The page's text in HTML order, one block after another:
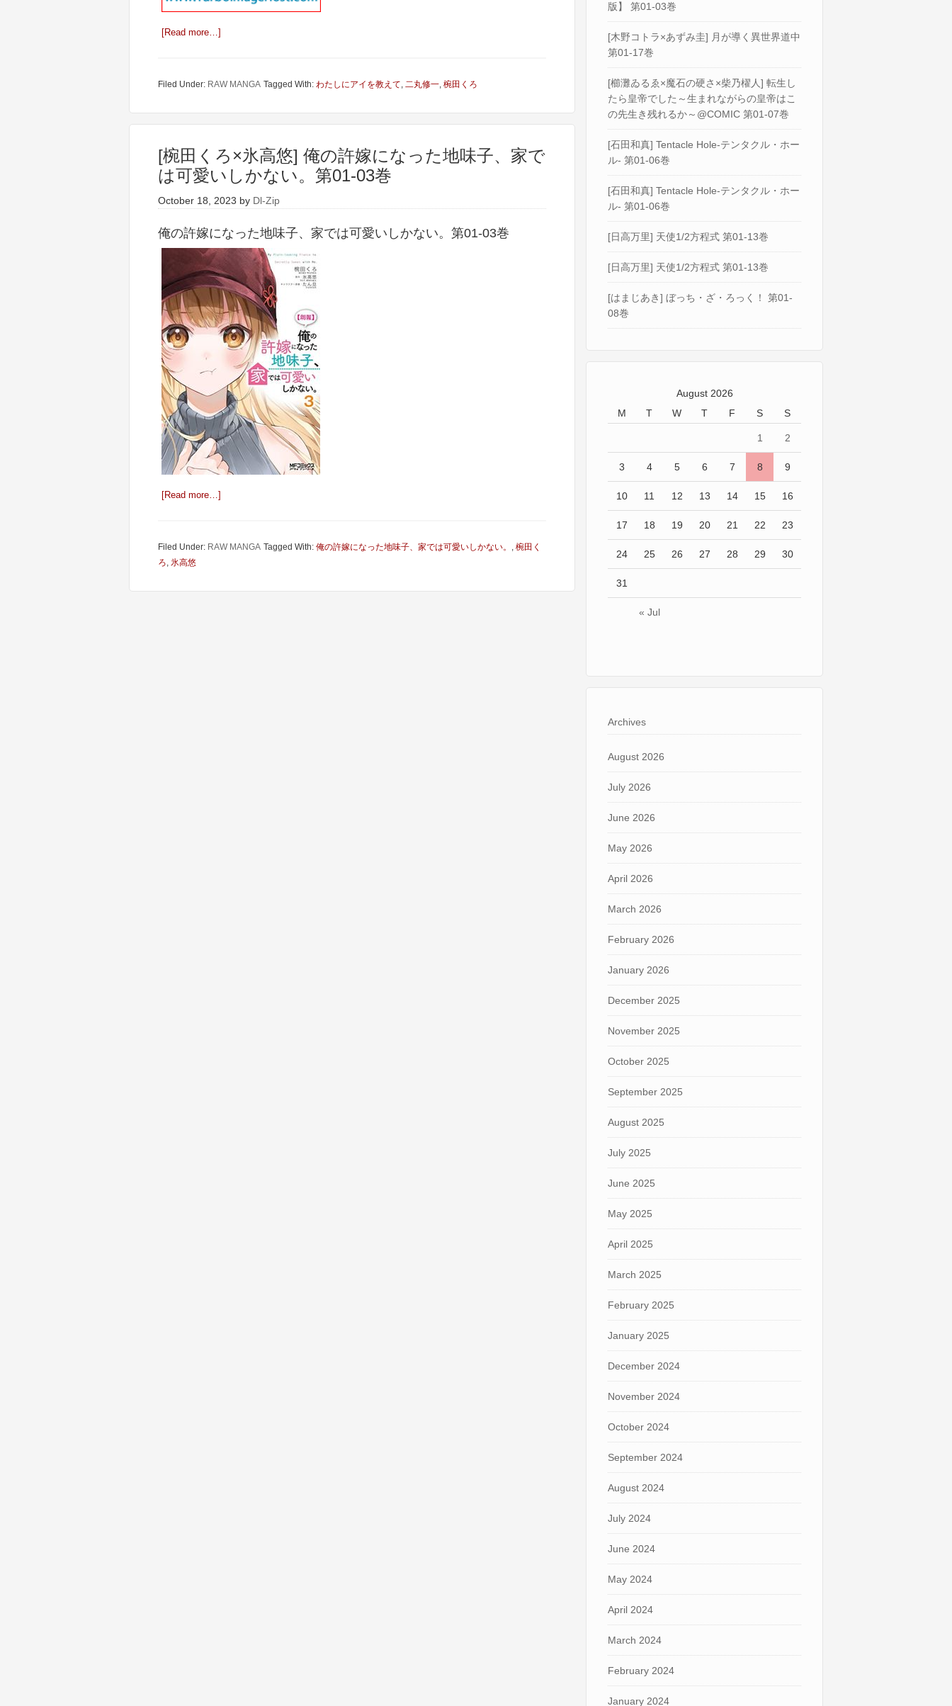
[Read more…]
Filed Under: RAW MANGA Tagged With: わたしにアイを教えて, 二丸修一, 椀田くろ
[椀田くろ×氷高悠] 俺の許嫁になった地味子、家で
は可愛いしかない。第01-03巻
October 18, 2023 by Dl-Zip
俺の許嫁になった地味子、家では可愛いしかない。第01-03巻
[Read more…]
Filed Under: RAW MANGA Tagged With: 俺の許嫁になった地味子、家では可愛いしかない。 , 椀田く
ろ, 氷高悠
版】 第01-03巻
[木野コトラ×あずみ圭] 月が導く異世界道中
第01-17巻
[櫛灘ゐるゑ×魔石の硬さ×柴乃櫂人] 転生し
たら皇帝でした～生まれながらの皇帝はこ
の先生き残れるか～@COMIC 第01-07巻
[石田和真] Tentacle Hole-テンタクル・ホー
ル- 第01-06巻
[石田和真] Tentacle Hole-テンタクル・ホー
ル- 第01-06巻
[日高万里] 天使1/2方程式 第01-13巻
[日高万里] 天使1/2方程式 第01-13巻
[はまじあき] ぼっち・ざ・ろっく！ 第01-
08巻
August 2026
M
T W T F S S
« Jul
1 2
3 4 5 6 7 8 9
10 11 12 13 14 15 16
17 18 19 20 21 22 23
24 25 26 27 28 29 30
31
Archives
August 2026
July 2026
June 2026
May 2026
April 2026
March 2026
February 2026
January 2026
December 2025
November 2025
October 2025
September 2025
August 2025
July 2025
June 2025
May 2025
April 2025
March 2025
February 2025
January 2025
December 2024
November 2024
October 2024
September 2024
August 2024
July 2024
June 2024
May 2024
April 2024
March 2024
February 2024
January 2024